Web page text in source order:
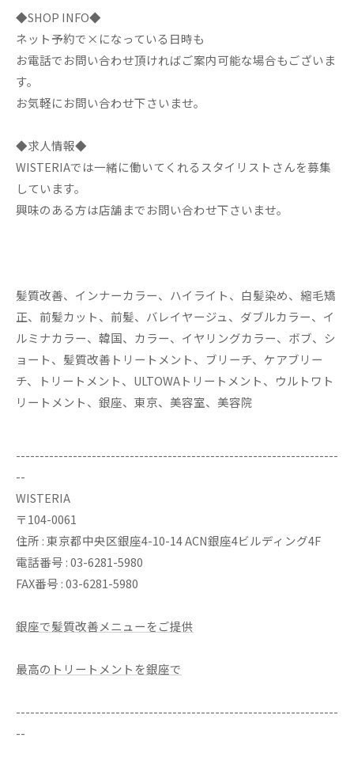
◆SHOP INFO◆
ネット予約で×になっている日時も
お電話でお問い合わせ頂ければご案内可能な場合もございま
す。
お気軽にお問い合わせ下さいませ。
◆求人情報◆
WISTERIAでは一緒に働いてくれるスタイリストさんを募集
しています。
興味のある方は店舗までお問い合わせ下さいませ。
髪質改善、インナーカラー、ハイライト、白髪染め、縮毛矯
正、前髪カット、前髪、バレイヤージュ、ダブルカラー、イ
ルミナカラー、韓国、カラー、イヤリングカラー、ボブ、シ
ョート、髪質改善トリートメント、ブリーチ、ケアブリー
チ、トリートメント、ULTOWAトリートメント、ウルトワト
リートメント、銀座、東京、美容室、美容院
--------------------------------------------------------------------
--
WISTERIA
〒104-0061
住所 : 東京都中央区銀座4-10-14 ACN銀座4ビルディング4F
電話番号 : 03-6281-5980
FAX番号 : 03-6281-5980
銀座で髪質改善メニューをご提供
最高のトリートメントを銀座で
--------------------------------------------------------------------
--